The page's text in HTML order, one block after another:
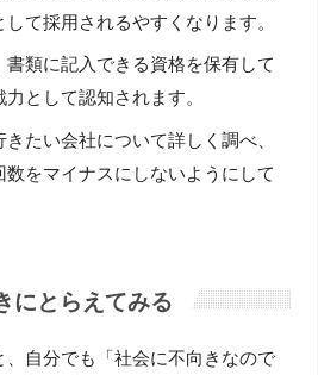
て採用されるやすくなります。
書類に記入できる資格を保有して
として認知されます。
たい会社について詳しく調べ、
をマイナスにしないようにして
にとらえてみる
自分でも「社会に不向きなので